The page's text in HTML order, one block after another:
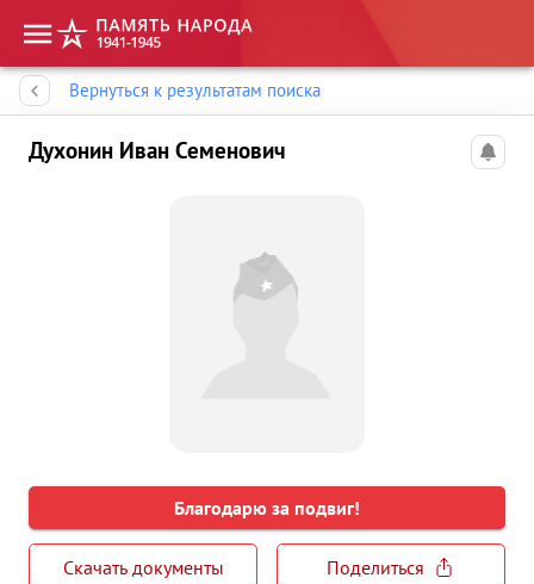
Вернуться к результатам поиска
Духонин Иван Семенович
Благодарю за подвиг!
Скачать документы
Поделиться
Память народа